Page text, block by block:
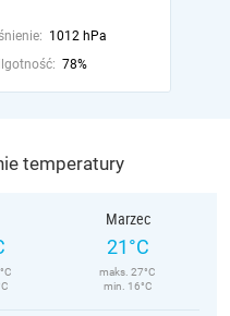
1012 hPa
78%
temperatury
Marzec
21°C
maks. 27°C
min. 16°C